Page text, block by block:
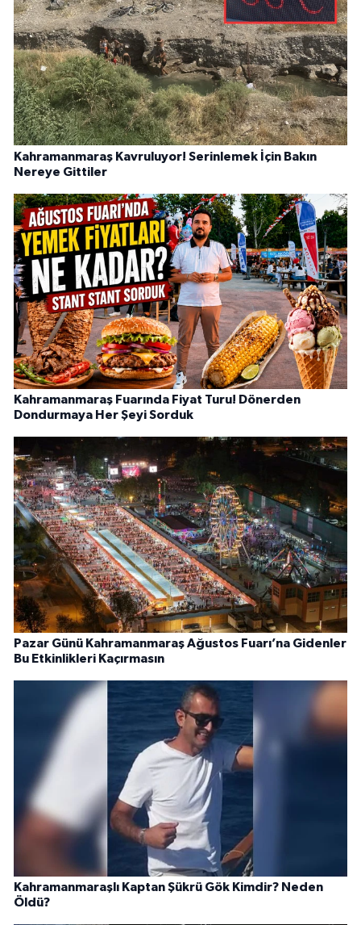
Kahramanmaraş Kavruluyor! Serinlemek İçin Bakın
Nereye Gittiler
Kahramanmaraş Fuarında Fiyat Turu! Dönerden
Dondurmaya Her Şeyi Sorduk
Pazar Günü Kahramanmaraş Ağustos Fuarı’na Gidenler
Bu Etkinlikleri Kaçırmasın
Kahramanmaraşlı Kaptan Şükrü Gök Kimdir? Neden
Öldü?